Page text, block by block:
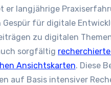
er langjährige
Gespür für digitale
zu digitalen
sorgfältig
Ansichtskarten. Diese
auf Basis intensiver